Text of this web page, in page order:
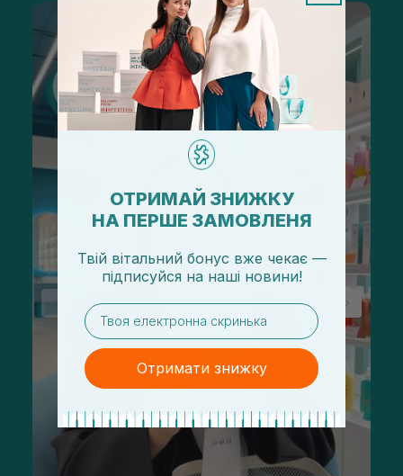
ОТРИМАЙ ЗНИЖКУ
НА ПЕРШЕ ЗАМОВЛЕНЯ
Твій вітальний бонус вже чекає —
підписуйся на наші новини!
email
Отримати знижку